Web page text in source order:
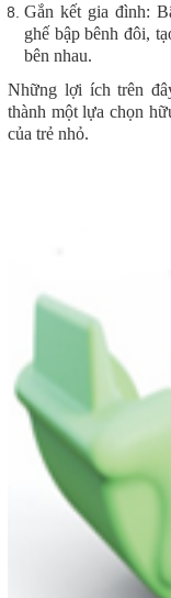
Gắn kết gia đình:
ghế bập bênh đôi,
bên nhau.
Những lợi ích trên
thành một lựa chọn
của trẻ nhỏ.